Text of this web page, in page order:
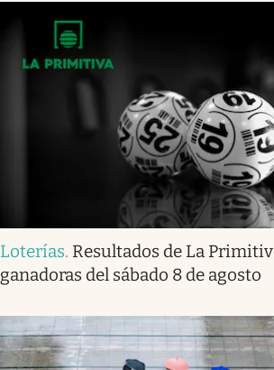
Loterías. Resultados de La
ganadoras del sábado 8 de agosto